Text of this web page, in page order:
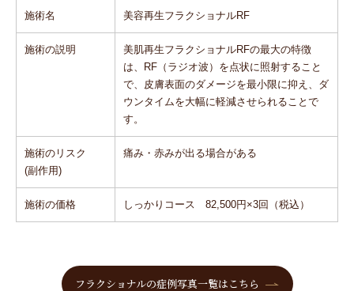
施術名 美容再生フラクショナルRF
施術の説明
美肌再生フラクショナルRFの最大の特徴
は、RF（ラジオ波）を点状に照射すること
で、皮膚表面のダメージを最小限に抑え、ダ
ウンタイムを大幅に軽減させられることで
す。
施術のリスク
(副作用)
痛み・赤みが出る場合がある
施術の価格 しっかりコース 82,500円×3回（税込）
フラクショナルの症例写真一覧はこちら